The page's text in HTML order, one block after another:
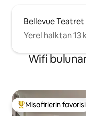
Bellevue Teatret
Yerel halktan 13
Wifi
Misafirlerin
Misafirlerin favorisi